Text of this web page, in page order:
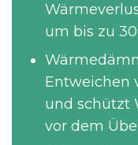
um bis zu
Entweichen
und schützt
vor dem